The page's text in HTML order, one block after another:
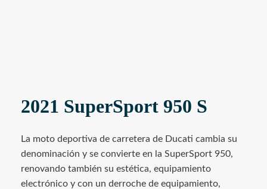
2021 SuperSport 950 S
La moto deportiva de carretera de Ducati cambia su
denominación y se convierte en la SuperSport 950,
renovando también su estética, equipamiento
electrónico y con un derroche de equipamiento,